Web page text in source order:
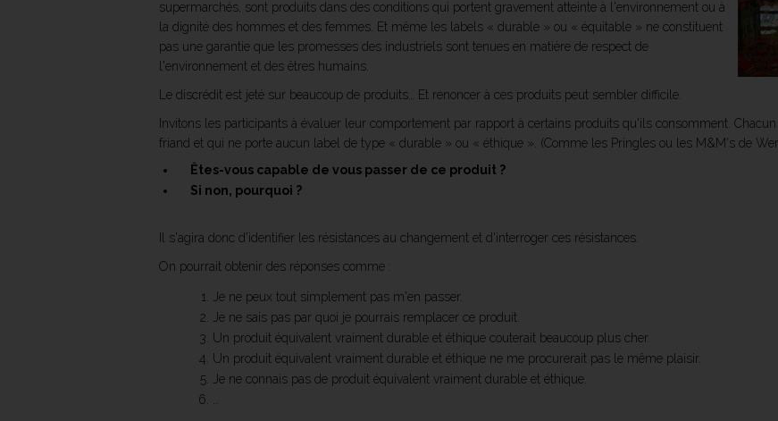
supermarchés, sont produits dans des conditions qui portent gravement atteinte à l'environnement ou à
la dignité des hommes et des femmes. Et même les labels « durable » ou « équitable » ne constituent
pas une garantie que les promesses des industriels sont tenues en matière de respect de
l'environnement et des êtres humains.
Le discrédit est jeté sur beaucoup de produits… Et renoncer à ces produits peut sembler difficile.
Invitons les participants à évaluer leur comportement par rapport à certains produits qu'ils consomment.
friand et qui ne porte aucun label de type « durable » ou « éthique ». (Comme les Pringles ou les M&M's de
Êtes-vous capable de vous passer de ce produit ?
Si non, pourquoi ?
Il s'agira donc d'identifier les résistances au changement et d'interroger ces résistances.
On pourrait obtenir des réponses comme :
Je ne peux tout simplement pas m'en passer.
Je ne sais pas par quoi je pourrais remplacer ce produit.
Un produit équivalent vraiment durable et éthique couterait beaucoup plus cher.
Un produit équivalent vraiment durable et éthique ne me procurerait pas le même plaisir.
Je ne connais pas de produit équivalent vraiment durable et éthique.